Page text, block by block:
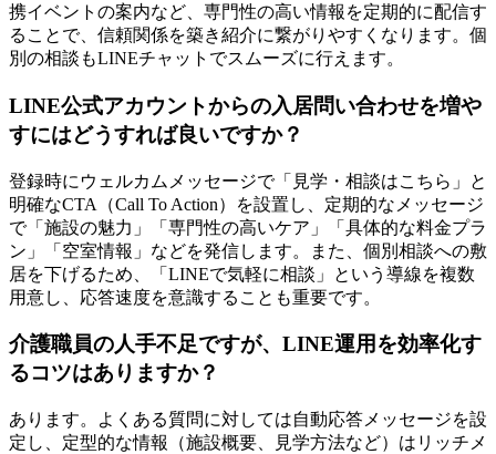
携イベントの案内など、専門性の高い情報を定期的に配信す
ることで、信頼関係を築き紹介に繋がりやすくなります。個
別の相談もLINEチャットでスムーズに行えます。
LINE公式アカウントからの入居問い合わせを増や
すにはどうすれば良いですか？
登録時にウェルカムメッセージで「見学・相談はこちら」と
明確なCTA（Call To Action）を設置し、定期的なメッセージ
で「施設の魅力」「専門性の高いケア」「具体的な料金プラ
ン」「空室情報」などを発信します。また、個別相談への敷
居を下げるため、「LINEで気軽に相談」という導線を複数
用意し、応答速度を意識することも重要です。
介護職員の人手不足ですが、LINE運用を効率化す
るコツはありますか？
あります。よくある質問に対しては自動応答メッセージを設
定し、定型的な情報（施設概要、見学方法など）はリッチメ